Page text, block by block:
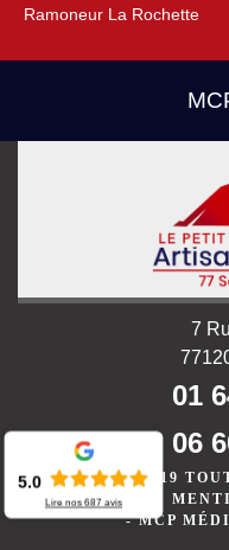
Ramoneur La Rochette
7
01
06
©2019
-MCP
5.0
Lire nos687 avis